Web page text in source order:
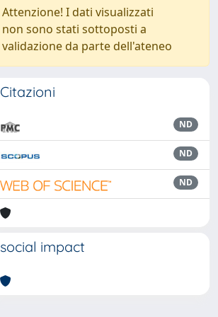
Attenzione! I dati visualizzati
non sono stati sottoposti a
validazione da parte dell'ateneo
Citazioni
ND
ND
ND
social impact